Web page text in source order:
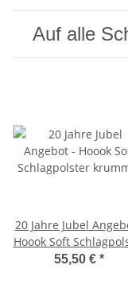
Auf alle
20 Jahre Jubel
Hoook Soft
krumm 72 cm
55,50 € *